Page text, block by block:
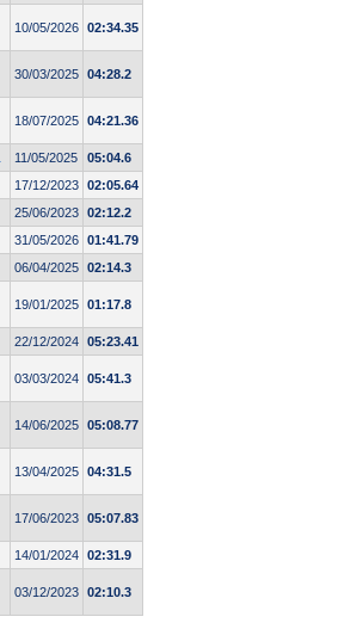
10/05/2026 02:34.35
30/03/2025 04:28.2
18/07/2025 04:21.36
11/05/2025
05:04.6
17/12/2023 02:05.64
25/06/2023 02:12.2
31/05/2026 01:41.79
06/04/2025 02:14.3
19/01/2025 01:17.8
22/12/2024 05:23.41
03/03/2024 05:41.3
14/06/2025 05:08.77
13/04/2025 04:31.5
17/06/2023 05:07.83
14/01/2024 02:31.9
03/12/2023 02:10.3